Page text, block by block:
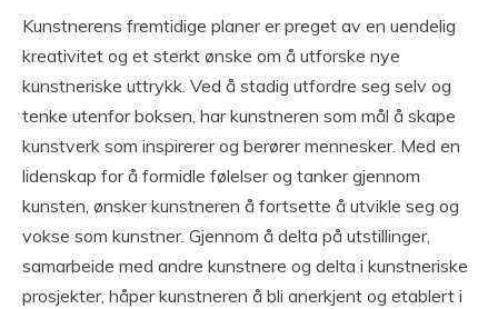
Kunstnerens fremtidige planer er preget av en uendelig
kreativitet og et sterkt ønske om å utforske nye
kunstneriske uttrykk. Ved å stadig utfordre seg selv og
tenke utenfor boksen, har kunstneren som mål å skape
kunstverk som inspirerer og berører mennesker. Med en
lidenskap for å formidle følelser og tanker gjennom
kunsten, ønsker kunstneren å fortsette å utvikle seg og
vokse som kunstner. Gjennom å delta på utstillinger,
samarbeide med andre kunstnere og delta i kunstneriske
prosjekter, håper kunstneren å bli anerkjent og etablert i